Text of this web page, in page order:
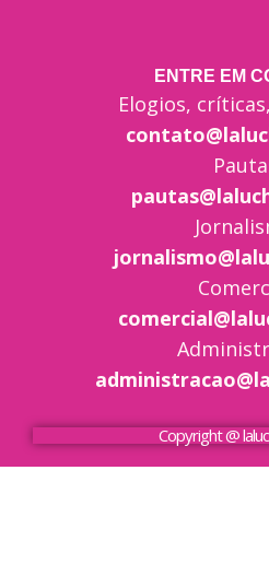
ENTRE EM
Elogios,
Copyright @